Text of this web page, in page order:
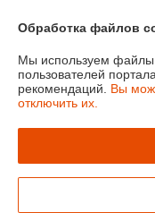
Обработка файлов
Мы используем файлы
пользователей
рекомендаций. Вы
отключить их.